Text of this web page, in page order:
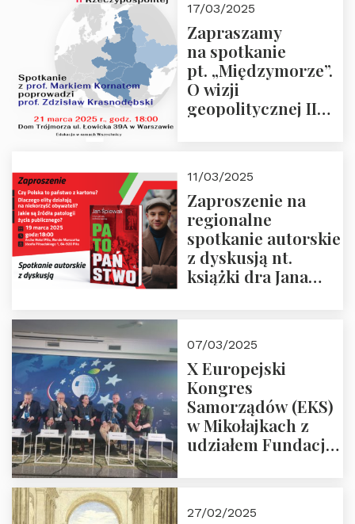
“Rosja-Niemcy…”
17/03/2025
Zapraszamy
na spotkanie
pt. „Międzymorze”.
O wizji
geopolitycznej II
i prof.
Krasnodębski
11/03/2025
Zaproszenie na
regionalne
spotkanie autorskie
z dyskusją nt.
książki dra Jana
07/03/2025
X Europejski
Kongres
Samorządów (EKS)
w Mikołajkach z
udziałem Fundacji
27/02/2025